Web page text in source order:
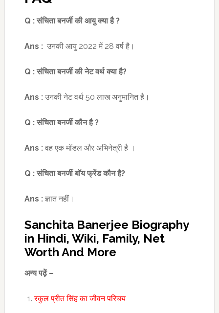
Q :संचिता बनर्जी की आयु क्या है ?
Ans : उनकी आयु 2022 में 28 वर्ष है।
Q :संचिता बनर्जी की नेट वर्थ क्या है?
Ans :उनकी नेट वर्थ 50 लाख अनुमानित है।
Q :संचिता बनर्जी कौन है ?
Ans :वह एक मॉडल और अभिनेत्री है ।
Q :संचिता बनर्जी बॉय फ्रेंड कौन है?
Ans :ज्ञात नहीं।
Sanchita Banerjee Biography
in Hindi, Wiki, Family, Net
Worth And More
अन्य पढ़ें –
रकुल प्रीत सिंह का जीवन परिचय